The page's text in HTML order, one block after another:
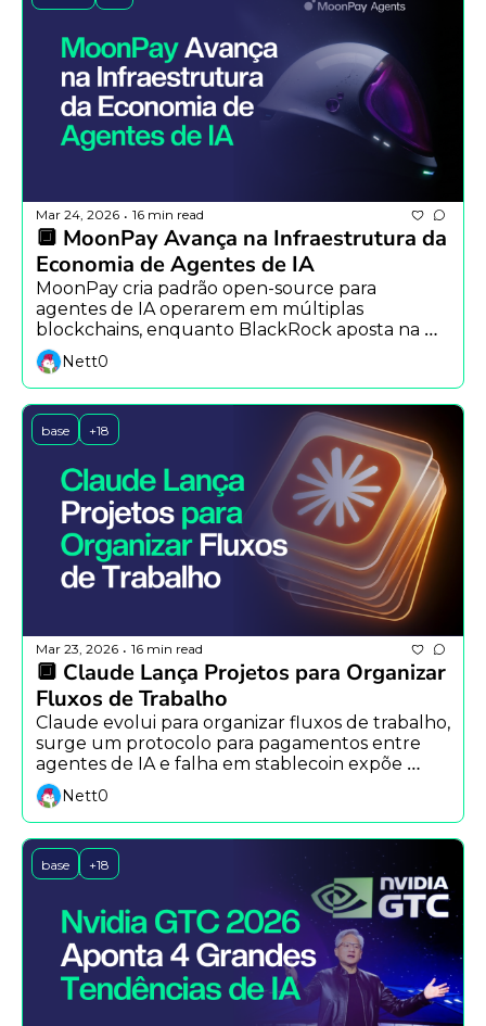
Mar 24, 2026 • 16 min read
🔲 MoonPay Avança na Infraestrutura da
Economia de Agentes de IA
MoonPay cria padrão open-source para
agentes de IA operarem em múltiplas
blockchains, enquanto BlackRock aposta na
tokenização e Balancer encerra operações após
hack.Nett0
base +18
Mar 23, 2026 • 16 min read
🔲 Claude Lança Projetos para Organizar
Fluxos de Trabalho
Claude evolui para organizar fluxos de trabalho,
surge um protocolo para pagamentos entre
agentes de IA e falha em stablecoin expõe
riscos da infraestrutura cripto.
Nett0
base +18